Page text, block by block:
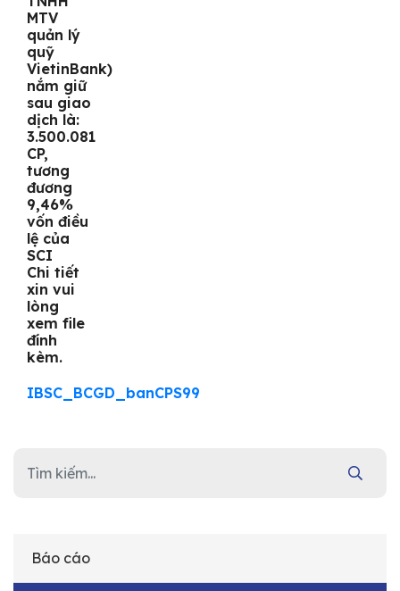
Báo cáo
MTV
quản lý
quỹ
VietinBank)
nắm giữ
sau giao
dịch là:
3.500.081
CP,
tương
đương
9,46%
vốn điều
lệ của
SCI
Chi tiết
xin vui
lòng
xem file
đính
kèm.
IBSC_BCGD_banCPS99